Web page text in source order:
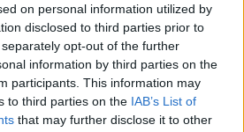
on personal information utilized by
disclosed to third parties prior to
opt-out of the further
information by third parties on the
participants. This information may
to third parties on the IAB’s List of
that may further disclose it to other